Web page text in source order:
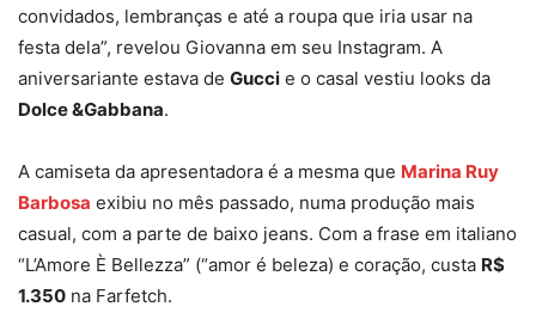
convidados, lembranças e até a roupa que iria usar na
festa dela”, revelou Giovanna em seu Instagram. A
aniversariante estava de Gucci e o casal vestiu looks da
Dolce &Gabbana.
A camiseta da apresentadora é a mesma que Marina Ruy
Barbosa exibiu no mês passado, numa produção mais
casual, com a parte de baixo jeans. Com a frase em italiano
“L’Amore È Bellezza” (“amor é beleza) e coração, custa R$
1.350 na Farfetch.